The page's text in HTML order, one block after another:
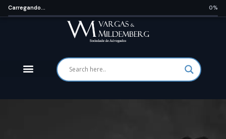
Carregando... 0%